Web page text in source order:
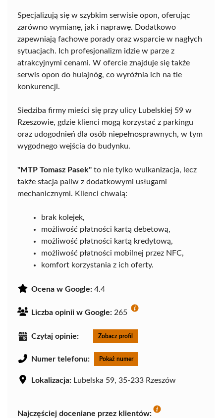
Specjalizują się w szybkim serwisie opon, oferując
zarówno wymianę, jak i naprawę. Dodatkowo
zapewniają fachowe porady oraz wsparcie w nagłych
sytuacjach. Ich profesjonalizm idzie w parze z
atrakcyjnymi cenami. W ofercie znajduje się także
serwis opon do hulajnóg, co wyróżnia ich na tle
konkurencji.
Siedziba firmy mieści się przy ulicy Lubelskiej 59 w
Rzeszowie, gdzie klienci mogą korzystać z parkingu
oraz udogodnień dla osób niepełnosprawnych, w tym
wygodnego wejścia do budynku.
"MTP Tomasz Pasek" to nie tylko wulkanizacja, lecz
także stacja paliw z dodatkowymi usługami
mechanicznymi. Klienci chwalą:
brak kolejek,
możliwość płatności kartą debetową,
możliwość płatności kartą kredytową,
możliwość płatności mobilnej przez NFC,
komfort korzystania z ich oferty.
Ocena w Google: 4.4
Liczba opinii w Google: 265
Czytaj opinie: Zobacz profil
Numer telefonu: Pokaż numer
Lokalizacja: Lubelska 59, 35-233 Rzeszów
Najczęściej doceniane przez klientów: